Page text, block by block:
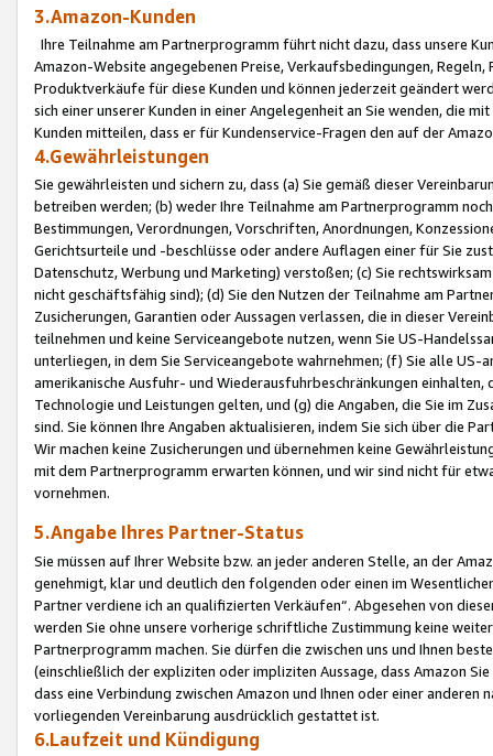
3.Amazon-Kunden
Ihre Teilnahme am Partnerprogramm führt nicht dazu, dass unsere
Amazon-Website angegebenen Preise, Verkaufsbedingungen,
Produktverkäufe für diese Kunden und können jederzeit geändert
sich einer unserer Kunden in einer Angelegenheit an Sie wenden, die
Kunden mitteilen, dass er für Kundenservice-Fragen den auf der
4.Gewährleistungen
Sie gewährleisten und sichern zu, dass (a) Sie gemäß dieser
betreiben werden; (b) weder Ihre Teilnahme am Partnerprogramm
Bestimmungen, Verordnungen, Vorschriften, Anordnungen,
Gerichtsurteile und -beschlüsse oder andere Auflagen einer für Sie
Datenschutz, Werbung und Marketing) verstoßen; (c) Sie
nicht geschäftsfähig sind); (d) Sie den Nutzen der Teilnahme am
Zusicherungen, Garantien oder Aussagen verlassen, die in dieser
teilnehmen und keine Serviceangebote nutzen, wenn Sie US-
unterliegen, in dem Sie Serviceangebote wahrnehmen; (f) Sie alle
amerikanische Ausfuhr- und Wiederausfuhrbeschränkungen
Technologie und Leistungen gelten, und (g) die Angaben, die Sie im
sind. Sie können Ihre Angaben aktualisieren, indem Sie sich über die
Wir machen keine Zusicherungen und übernehmen keine
mit dem Partnerprogramm erwarten können, und wir sind nicht für
vornehmen.
5.Angabe Ihres Partner-Status
Sie müssen auf Ihrer Website bzw. an jeder anderen Stelle, an der
genehmigt, klar und deutlich den folgenden oder einen im
Partner verdiene ich an qualifizierten Verkäufen“. Abgesehen von
werden Sie ohne unsere vorherige schriftliche Zustimmung keine
Partnerprogramm machen. Sie dürfen die zwischen uns und Ihnen
(einschließlich der expliziten oder impliziten Aussage, dass Amazon
dass eine Verbindung zwischen Amazon und Ihnen oder einer
vorliegenden Vereinbarung ausdrücklich gestattet ist.
6.Laufzeit und Kündigung